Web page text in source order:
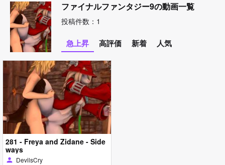
ファイナルファンタジー9の動画一覧
投稿件数：1
急上昇 高評価 新着 人気
281 - Freya and Zidane - Side
ways
person DevilsCry